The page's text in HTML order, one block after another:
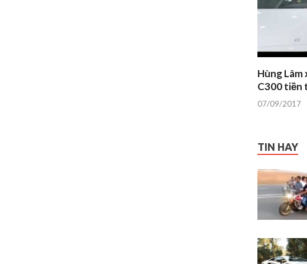
Hùng Lâm
C300 tiền
07/09/2017
TIN HAY